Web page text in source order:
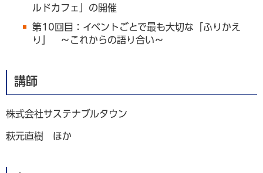
ルドカフェ」の開催
第10回目：イベントごとで最も大切な「ふりかえ
り」 ～これからの語り合い～
講師
株式会社サステナブルタウン
萩元直樹 ほか